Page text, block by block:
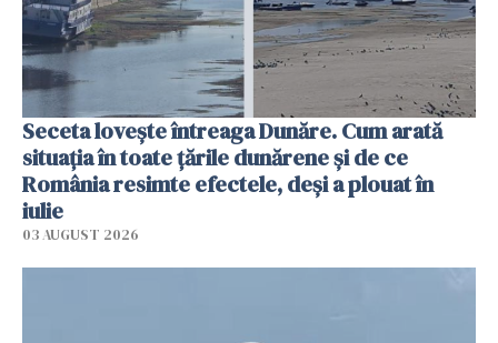
Seceta lovește întreaga Dunăre. Cum arată
situația în toate țările dunărene și de ce
România resimte efectele, deși a plouat în
iulie
03 AUGUST 2026